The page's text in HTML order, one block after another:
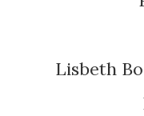
Lisbeth